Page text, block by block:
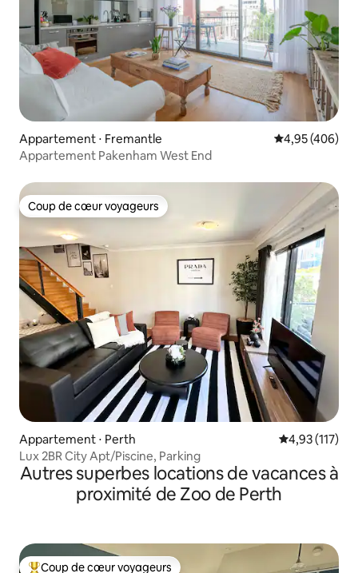
Appartement ⋅ Fremantle Évaluation
4,95 (406)
Appartement Pakenham West End
Coup de cœur voyageurs
Coup de cœur voyageurs
Appartement ⋅ Perth Évaluation
4,93 (117)
Lux 2BR City Apt/Piscine, Parking
Autres superbes locations de vacances à
proximité de Zoo de Perth
Coup de cœur voyageurs